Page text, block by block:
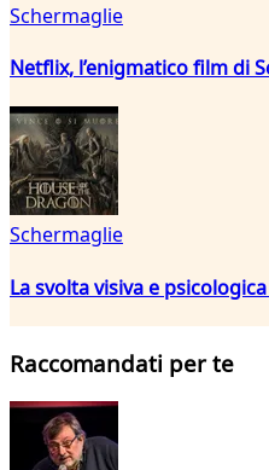
Schermaglie
Netflix, l’enigmatico film di
Schermaglie
La svolta visiva e
Raccomandati per te